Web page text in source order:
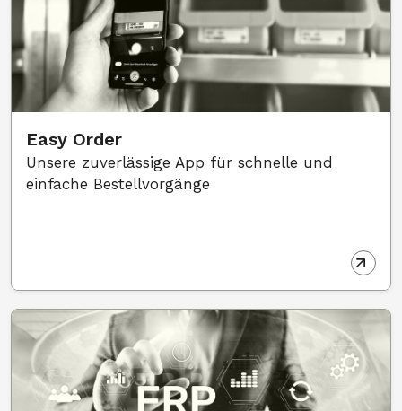
Easy Order
Unsere zuverlässige App für schnelle und
einfache Bestellvorgänge